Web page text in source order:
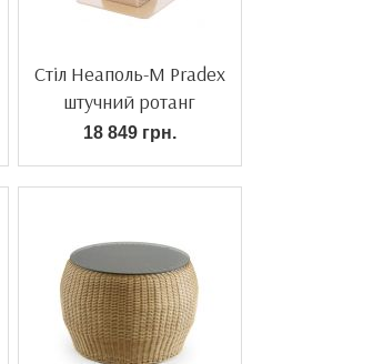
Стіл Неаполь-М Pradex
штучний ротанг
18 849 грн.